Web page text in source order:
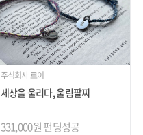
주식회사 르이
세상을 울리다, 울림팔찌
331,000원 펀딩성공